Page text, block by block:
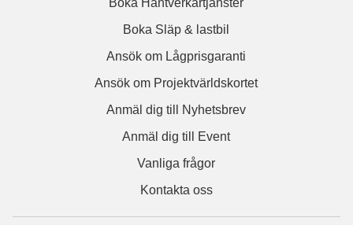
Boka Släp & lastbil
Ansök om Lågprisgaranti
Ansök om Projektvärldskortet
Anmäl dig till Nyhetsbrev
Anmäl dig till Event
Vanliga frågor
Kontakta oss